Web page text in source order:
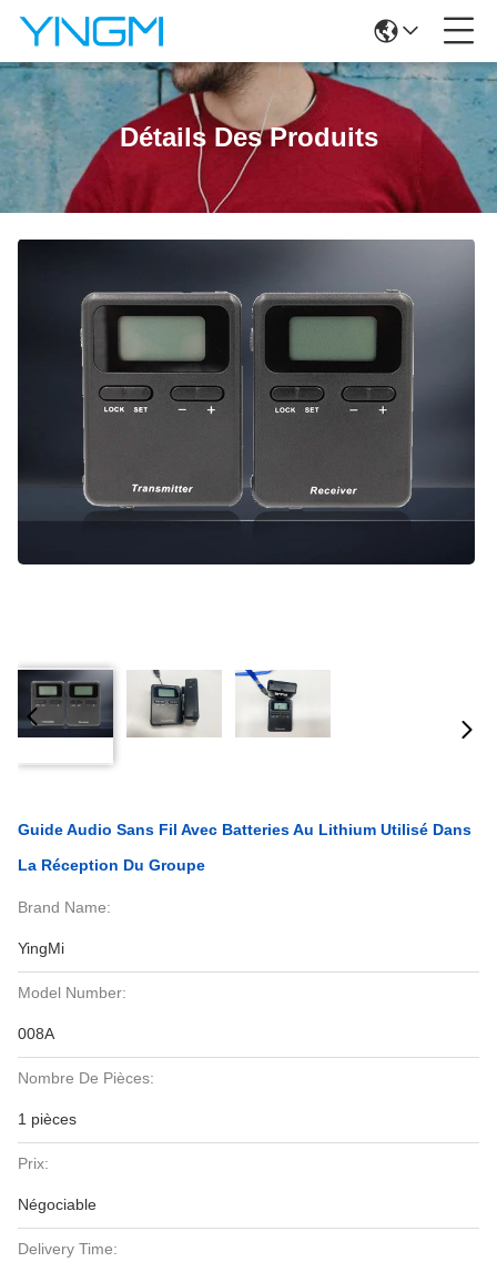
Détails Des Produits
Guide Audio Sans Fil Avec Batteries Au Lithium Utilisé Dans
La Réception Du Groupe
Brand Name:
YingMi
Model Number:
008A
Nombre De Pièces:
1 pièces
Prix:
Négociable
Delivery Time: